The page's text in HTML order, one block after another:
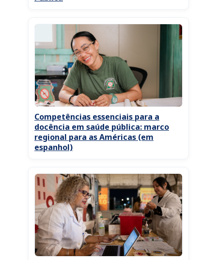
Competências essenciais para a
docência em saúde pública: marco
regional para as Américas (em
espanhol)